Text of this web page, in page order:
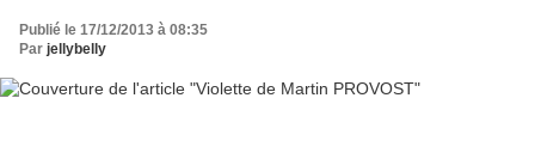
Publié le 17/12/2013 à 08:35
Par jellybelly